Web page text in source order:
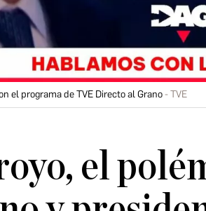
el programa de TVE Directo al Grano TVE
el